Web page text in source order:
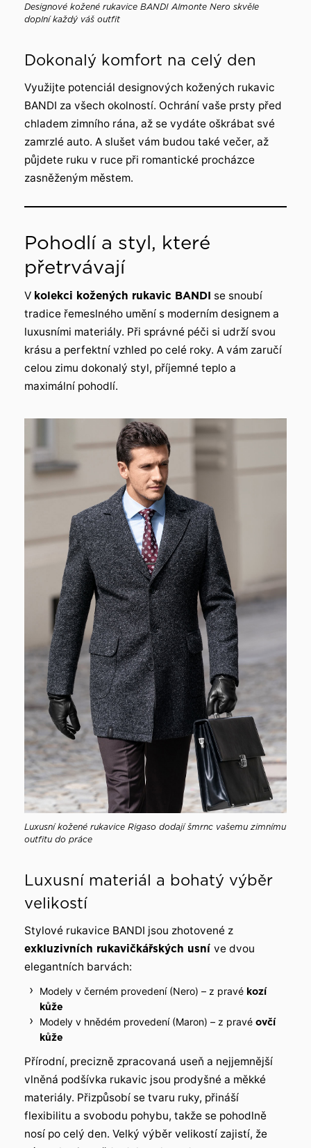
Designové kožené rukavice BANDI Almonte Nero skvěle
doplní každý váš outfit
Dokonalý komfort na celý den
Využijte potenciál designových kožených rukavic
BANDI za všech okolností. Ochrání vaše prsty před
chladem zimního rána, až se vydáte oškrábat své
zamrzlé auto. A slušet vám budou také večer, až
půjdete ruku v ruce při romantické procházce
zasněženým městem.
Pohodlí a styl, které
přetrvávají
V kolekci kožených rukavic BANDI se snoubí
tradice řemeslného umění s moderním designem a
luxusními materiály. Při správné péči si udrží svou
krásu a perfektní vzhled po celé roky. A vám zaručí
celou zimu dokonalý styl, příjemné teplo a
maximální pohodlí.
Luxusní kožené rukavice Rigaso dodají šmrnc vašemu zimnímu
outfitu do práce
Luxusní materiál a bohatý výběr
velikostí
Stylové rukavice BANDI jsou zhotovené z
exkluzivních rukavičkářských usní ve dvou
elegantních barvách:
Modely v černém provedení (Nero) – z pravé kozí
kůže
Modely v hnědém provedení (Maron) – z pravé ovčí
kůže
Přírodní, precizně zpracovaná useň a nejjemnější
vlněná podšívka rukavic jsou prodyšné a měkké
materiály. Přizpůsobí se tvaru ruky, přináší
flexibilitu a svobodu pohybu, takže se pohodlně
nosí po celý den. Velký výběr velikostí zajistí, že